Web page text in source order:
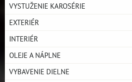
VYSTUŽENIE KAROSÉRIE
EXTERIÉR
INTERIÉR
OLEJE A NÁPLNE
VYBAVENIE DIELNE